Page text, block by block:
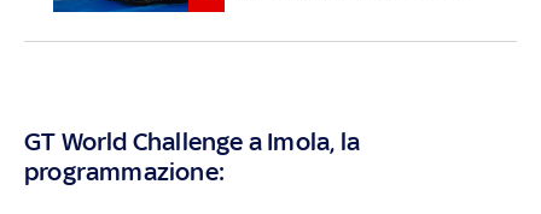
GT World Challenge a Imola, la
programmazione: